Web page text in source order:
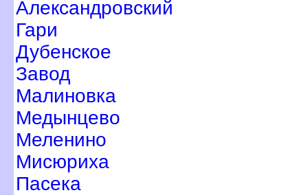
Александровский
Гари
Дубенское
Завод
Малиновка
Медынцево
Меленино
Мисюриха
Пасека